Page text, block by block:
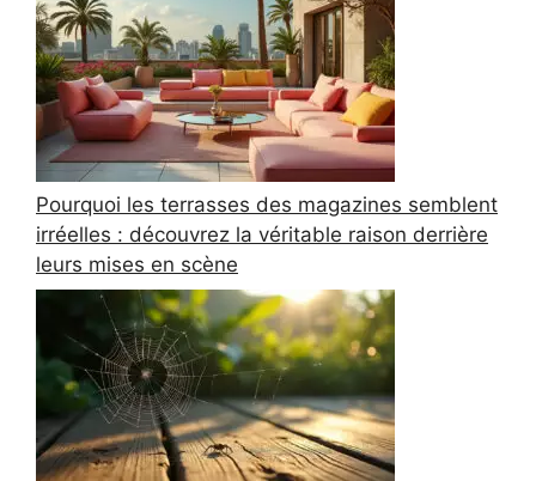
Pourquoi les terrasses des magazines semblent
irréelles : découvrez la véritable raison derrière
leurs mises en scène